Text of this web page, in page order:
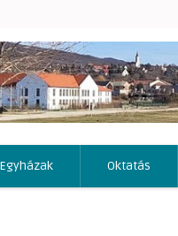
Egyházak Oktatás